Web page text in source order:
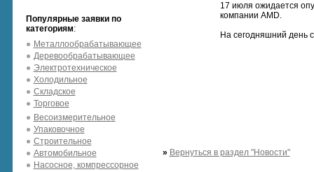
Популярные заявки по
категориям:
Металлообрабатывающее
Деревообрабатывающее
Электротехническое
Холодильное
Складское
Торговое
Весоизмерительное
Упаковочное
Строительное
Автомобильное
Насосное, компрессорное
17 июля ожидается
компании AMD.
На сегодняшний день
» Вернуться в раздел "Новости"